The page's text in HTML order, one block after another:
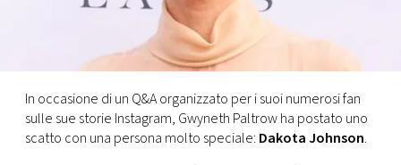
MONACO
RMC
CONSIGLIA
In occasione di un Q&A organizzato per i suoi numerosi fan
sulle sue storie Instagram, Gwyneth Paltrow ha postato uno
scatto con una persona molto speciale: Dakota Johnson.